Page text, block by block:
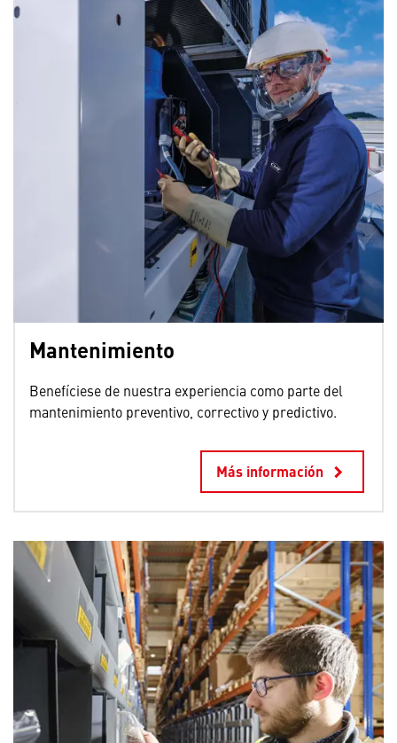
Mantenimiento
Benefíciese de nuestra experiencia como parte del
mantenimiento preventivo, correctivo y predictivo.
Más información keyboard_arrow_right